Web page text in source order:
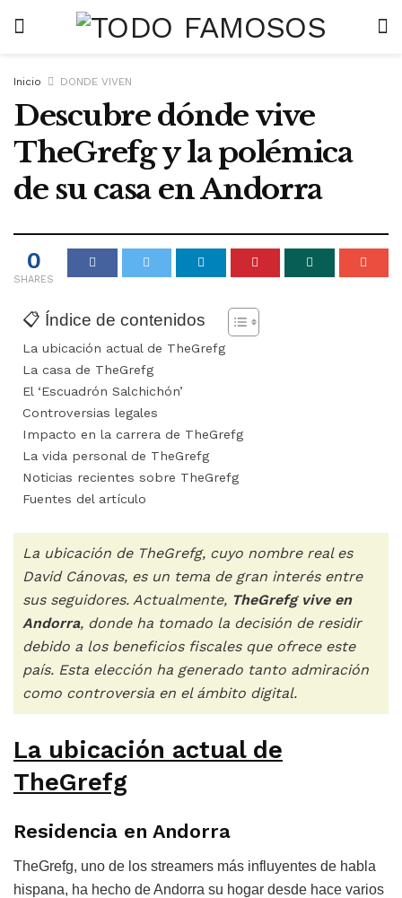
Inicio DONDE VIVEN
Descubre dónde vive
TheGrefg y la polémica
de su casa en Andorra
0
SHARES
📋 Índice de contenidos
La ubicación actual de TheGrefg
La casa de TheGrefg
El ‘Escuadrón Salchichón’
Controversias legales
Impacto en la carrera de TheGrefg
La vida personal de TheGrefg
Noticias recientes sobre TheGrefg
Fuentes del artículo
La ubicación de TheGrefg, cuyo nombre real es
David Cánovas, es un tema de gran interés entre
sus seguidores. Actualmente, TheGrefg vive en
Andorra, donde ha tomado la decisión de residir
debido a los beneficios fiscales que ofrece este
país. Esta elección ha generado tanto admiración
como controversia en el ámbito digital.
La ubicación actual de
TheGrefg
Residencia en Andorra
TheGrefg, uno de los streamers más influyentes de habla
hispana, ha hecho de Andorra su hogar desde hace varios